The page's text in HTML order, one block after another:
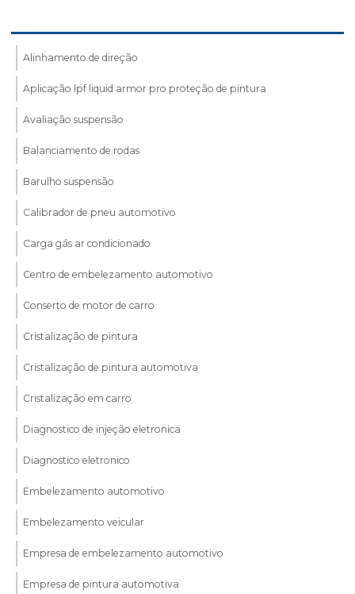
Alinhamento de direção
Aplicação lpf liquid armor pro proteção de pintura
Avaliação suspensão
Balanciamento de rodas
Barulho suspensão
Calibrador de pneu automotivo
Carga gás ar condicionado
Centro de embelezamento automotivo
Conserto de motor de carro
Cristalização de pintura
Cristalização de pintura automotiva
Cristalização em carro
Diagnostico de injeção eletronica
Diagnostico eletronico
Embelezamento automotivo
Embelezamento veicular
Empresa de embelezamento automotivo
Empresa de pintura automotiva